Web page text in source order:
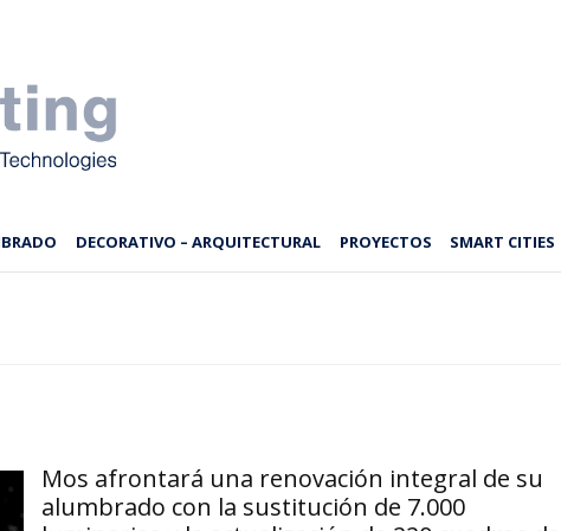
DECORATIVO – ARQUITECTURAL PROYECTOS SMART CITIES
Mos afrontará una renovación integral de su
alumbrado con la sustitución de 7.000